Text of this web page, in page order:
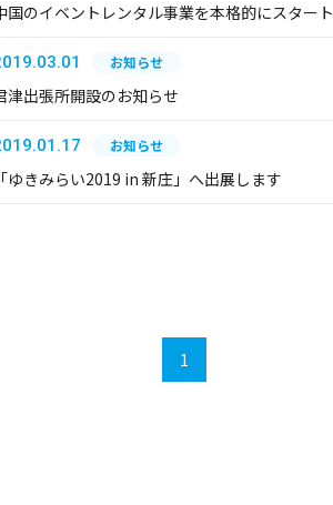
国のイベントレンタル事業を本格的にスタート
お知らせ
津出張所開設のお知らせ
お知らせ
「ゆきみらい2019 in 新庄」へ出展します
1